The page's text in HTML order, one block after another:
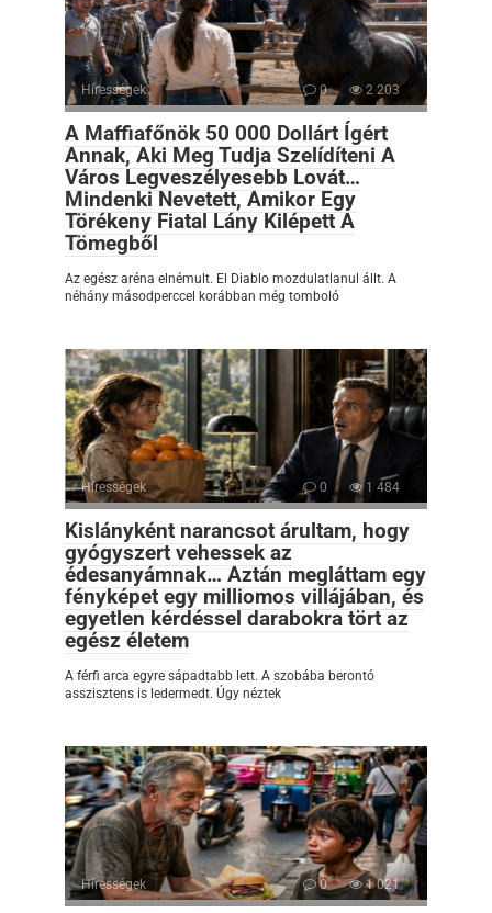
Hírességek 0 2 203
A Maffiafőnök 50 000 Dollárt Ígért
Annak, Aki Meg Tudja Szelídíteni A
Város Legveszélyesebb Lovát…
Mindenki Nevetett, Amikor Egy
Törékeny Fiatal Lány Kilépett A
Tömegből
Az egész aréna elnémult. El Diablo mozdulatlanul állt. A
néhány másodperccel korábban még tomboló
Hírességek 0 1 484
Kislányként narancsot árultam, hogy
gyógyszert vehessek az
édesanyámnak… Aztán megláttam egy
fényképet egy milliomos villájában, és
egyetlen kérdéssel darabokra tört az
egész életem
A férfi arca egyre sápadtabb lett. A szobába berontó
asszisztens is ledermedt. Úgy néztek
Hírességek 0 1 021